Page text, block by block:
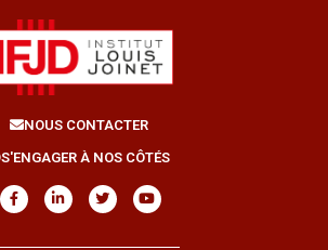
NOUS CONTACTER
S'ENGAGER À NOS CÔTÉS